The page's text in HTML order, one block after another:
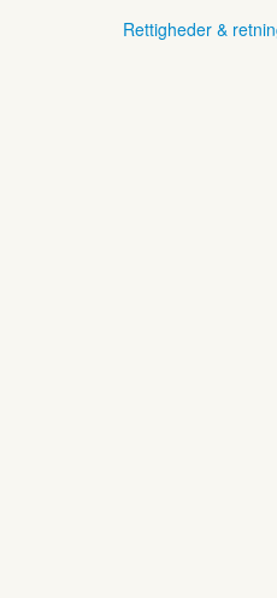
Rettigheder &